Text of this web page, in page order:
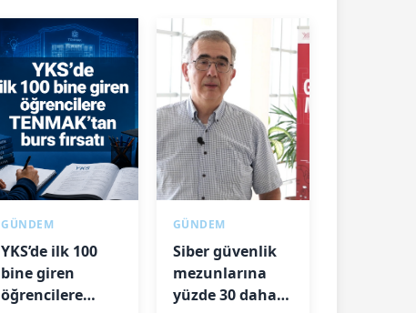
GÜNDEM
YKS’de ilk 100
bine giren
öğrencilere
GÜNDEM
Siber güvenlik
mezunlarına
yüzde 30 daha